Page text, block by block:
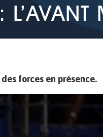
forces en présence.